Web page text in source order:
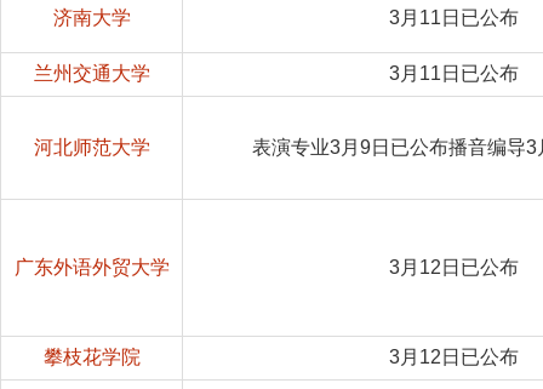
济南大学 3月11日已公布
兰州交通大学 3月11日已公布
河北师范大学 表演专业3月9日已公布播音编导3
广东外语外贸大学 3月12日已公布
攀枝花学院 3月12日已公布